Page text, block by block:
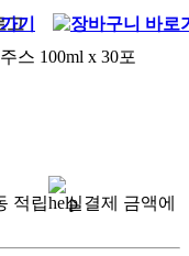
스 100ml x 30포
적립
실결제 금액에